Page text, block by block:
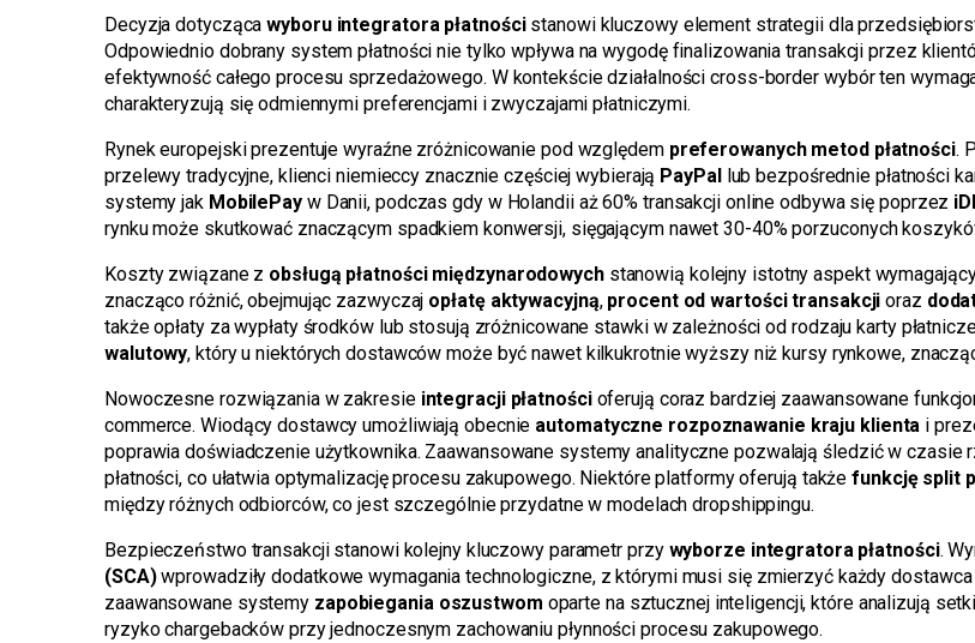
Decyzja dotyczącawyboru integratora płatnościstanowi kluczowy element strategii dla
Odpowiednio dobrany system płatności nie tylko wpływa na wygodę finalizowania transakcji przez
efektywność całego procesu sprzedażowego. W kontekście działalności cross-border wybór ten
charakteryzują się odmiennymi preferencjami i zwyczajami płatniczymi.
Rynek europejski prezentuje wyraźne zróżnicowanie pod względem preferowanych metod płatności.
przelewy tradycyjne, klienci niemieccy znacznie częściej wybierają PayPal
lub bezpośrednie płatności
systemy jak MobilePayw Danii, podczas gdy w Holandii aż 60% transakcji online odbywa się poprzez
rynku może skutkować znaczącym spadkiem konwersji, sięgającym nawet 30-40% porzuconych
Koszty związane z obsługą płatności międzynarodowychstanowią kolejny istotny aspekt
znacząco różnić, obejmując zazwyczaj opłatę aktywacyjną, procent od wartości transakcji oraz
także opłaty za wypłaty środków lub stosują zróżnicowane stawki w zależności od rodzaju karty
walutowy, który u niektórych dostawców może być nawet kilkukrotnie wyższy niż kursy rynkowe,
Nowoczesne rozwiązania w zakresie integracji płatnościoferują coraz bardziej zaawansowane
commerce. Wiodący dostawcy umożliwiają obecnie automatyczne rozpoznawanie kraju klienta i
poprawia doświadczenie użytkownika. Zaawansowane systemy analityczne pozwalają śledzić w
płatności, co ułatwia optymalizację procesu zakupowego. Niektóre platformy oferują takżefunkcję split
między różnych odbiorców, co jest szczególnie przydatne w modelach dropshippingu.
Bezpieczeństwo transakcji stanowi kolejny kluczowy parametr przy wyborze integratora płatności.
(SCA)wprowadziły dodatkowe wymagania technologiczne, z którymi musi się zmierzyć każdy
zaawansowane systemy zapobiegania oszustwom oparte na sztucznej inteligencji, które analizują
ryzyko chargebacków przy jednoczesnym zachowaniu płynności procesu zakupowego.